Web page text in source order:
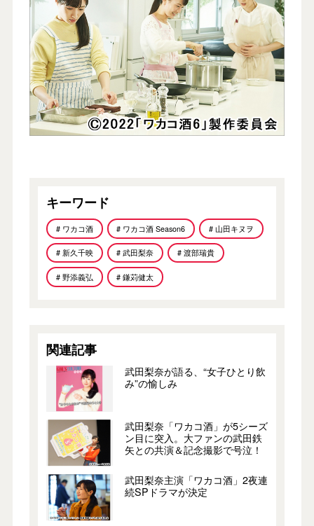
キーワード
# ワカコ酒 # ワカコ酒 Season6 # 山田キヌヲ
# 新久千映 # 武田梨奈 # 渡部瑞貴
# 野添義弘 # 鎌苅健太
関連記事
武田梨奈が語る、“女子ひとり飲
み”の愉しみ
武田梨奈「ワカコ酒」が5シーズ
ン目に突入。大ファンの武田鉄
矢との共演＆記念撮影で号泣！
武田梨奈主演「ワカコ酒」2夜連
続SPドラマが決定